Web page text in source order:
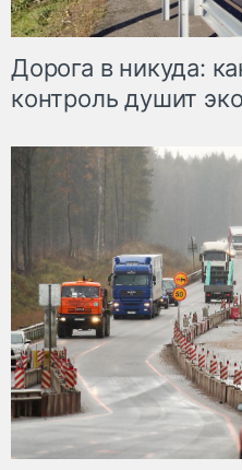
Дорога в никуда:
контроль душит